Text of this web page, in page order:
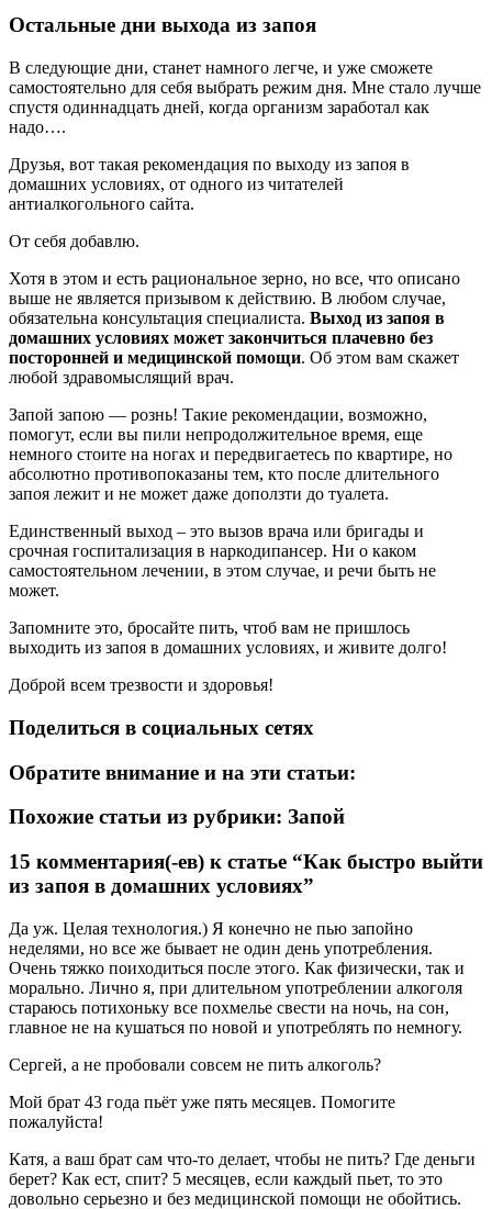
Остальные дни выхода из запоя
В следующие дни, станет намного легче, и уже сможете
самостоятельно для себя выбрать режим дня. Мне стало лучше
спустя одиннадцать дней, когда организм заработал как
надо….
Друзья, вот такая рекомендация по выходу из запоя в
домашних условиях, от одного из читателей
антиалкогольного сайта.
От себя добавлю.
Хотя в этом и есть рациональное зерно, но все, что описано
выше не является призывом к действию. В любом случае,
обязательна консультация специалиста. Выход из запоя в
домашних условиях может закончиться плачевно без
посторонней и медицинской помощи. Об этом вам скажет
любой здравомыслящий врач.
Запой запою — рознь! Такие рекомендации, возможно,
помогут, если вы пили непродолжительное время, еще
немного стоите на ногах и передвигаетесь по квартире, но
абсолютно противопоказаны тем, кто после длительного
запоя лежит и не может даже доползти до туалета.
Единственный выход – это вызов врача или бригады и
срочная госпитализация в наркодипансер. Ни о каком
самостоятельном лечении, в этом случае, и речи быть не
может.
Запомните это, бросайте пить, чтоб вам не пришлось
выходить из запоя в домашних условиях, и живите долго!
Доброй всем трезвости и здоровья!
Поделиться в социальных сетях
Обратите внимание и на эти статьи:
Похожие статьи из рубрики: Запой
15 комментария(-ев) к статье “Как быстро выйти
из запоя в домашних условиях”
Да уж. Целая технология.) Я конечно не пью запойно
неделями, но все же бывает не один день употребления.
Очень тяжко поиходиться после этого. Как физически, так и
морально. Лично я, при длительном употреблении алкоголя
стараюсь потихоньку все похмелье свести на ночь, на сон,
главное не на кушаться по новой и употреблять по немногу.
Сергей, а не пробовали совсем не пить алкоголь?
Мой брат 43 года пьёт уже пять месяцев. Помогите
пожалуйста!
Катя, а ваш брат сам что-то делает, чтобы не пить? Где деньги
берет? Как ест, спит? 5 месяцев, если каждый пьет, то это
довольно серьезно и без медицинской помощи не обойтись.